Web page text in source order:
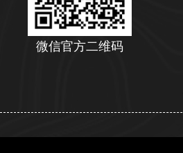
微信官方二维码